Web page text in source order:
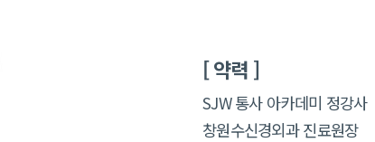
[ 약력 ]
SJW 통사 아카데미 정강사
창원수신경외과 진료원장